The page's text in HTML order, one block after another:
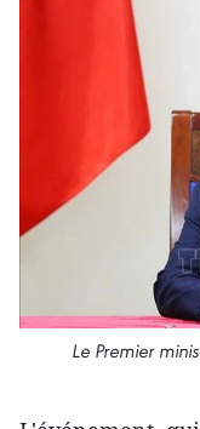
Le Premier